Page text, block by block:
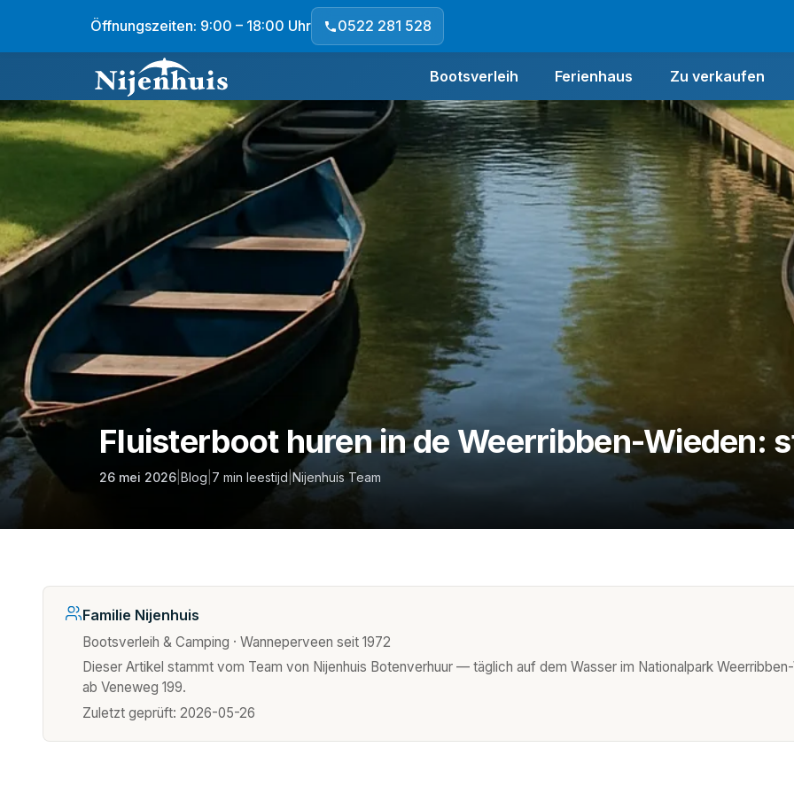
Öffnungszeiten: 9:00 – 18:00 Uhr 0522 281 528
Bootsverleih Ferienhaus Zu verkaufen
Fluisterboot huren in de Weerribben-Wieden:
26 mei 2026 Blog 7 min leestijd|Nijenhuis Team
Familie Nijenhuis
Bootsverleih & Camping · Wanneperveen seit 1972
Dieser Artikel stammt vom Team von Nijenhuis Botenverhuur — täglich auf dem Wasser im Nationalpark
ab Veneweg 199.
Zuletzt geprüft: 2026-05-26